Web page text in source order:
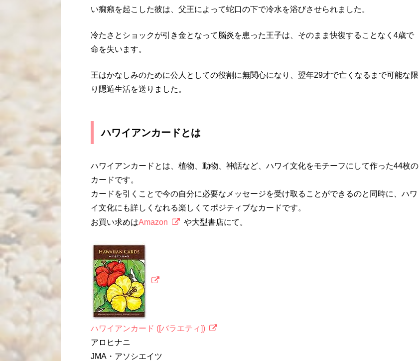
い癇癪を起こした彼は、父王によって蛇口の下で冷水を浴びさせられました。
冷たさとショックが引き金となって脳炎を患った王子は、そのまま快復することなく4歳で
命を失います。
王はかなしみのために公人としての役割に無関心になり、翌年29才で亡くなるまで可能な限
り隠遁生活を送りました。
ハワイアンカードとは
ハワイアンカードとは、植物、動物、神話など、ハワイ文化をモチーフにして作った44枚の
カードです。
カードを引くことで今の自分に必要なメッセージを受け取ることができるのと同時に、ハワ
イ文化にも詳しくなれる楽しくてポジティブなカードです。
お買い求めはAmazon や大型書店にて。
ハワイアンカード ([バラエティ])
アロヒナニ
JMA・アソシエイツ